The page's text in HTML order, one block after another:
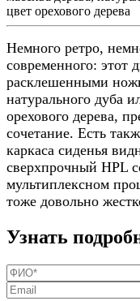
цвет орехового дерева
Немного ретро,
современного: этот
расклешенными
натурального дуба
орехового дерева,
сочетание. Есть
каркаса сиденья
сверхпрочный HPL
мультиплексном
тоже довольно
Узнать